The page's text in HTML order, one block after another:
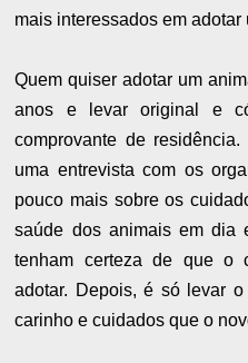
mais interessados em
Quem quiser adotar um
anos e levar original e
comprovante de
uma entrevista com os
pouco mais sobre os
saúde dos animais em dia
tenham certeza de que o
adotar. Depois, é só levar
carinho e cuidados que o